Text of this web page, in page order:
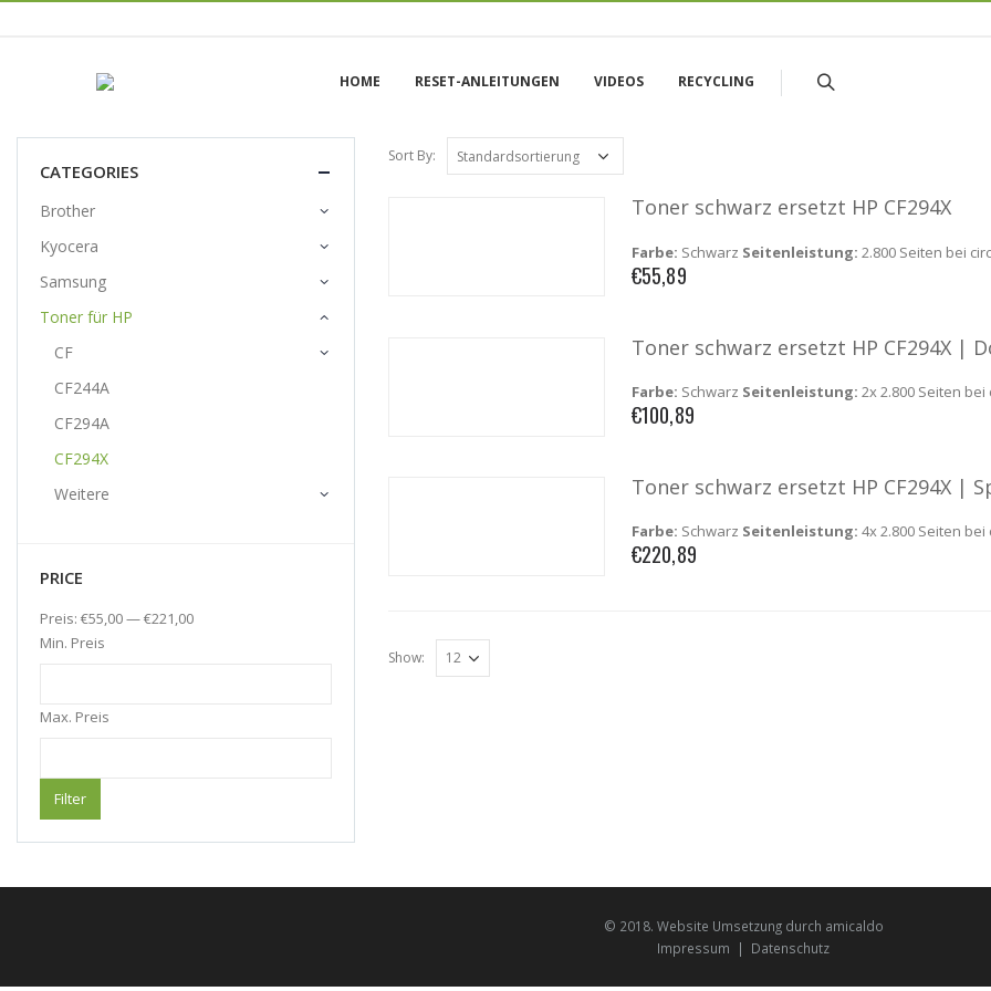
HOME RESET-ANLEITUNGEN VIDEOS RECYCLING
Sort By:
Toner schwarz ersetzt HP CF294X
Farbe: Schwarz Seitenleistung: 2.800 Seiten bei
€55,89
Toner schwarz ersetzt HP CF294X |
Farbe: Schwarz Seitenleistung: 2x 2.800 Seiten
€100,89
Toner schwarz ersetzt HP CF294X |
Farbe: Schwarz Seitenleistung: 4x 2.800 Seiten
€220,89
Show:
CATEGORIES
Brother
Kyocera
Samsung
Toner für HP
CF
CF244A
CF294A
CF294X
Weitere
PRICE
Preis: €55,00—€221,00
Min. Preis
Max. Preis
Filter
© 2018. Website Umsetzungdurch amicaldo
Impressum | Datenschutz